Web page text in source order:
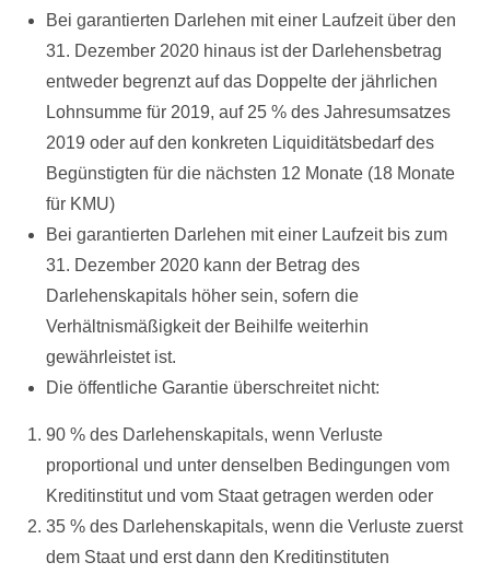
Bei garantierten Darlehen mit einer Laufzeit über den
31. Dezember 2020 hinaus ist der Darlehensbetrag
entweder begrenzt auf das Doppelte der jährlichen
Lohnsumme für 2019, auf 25 % des Jahresumsatzes
2019 oder auf den konkreten Liquiditätsbedarf des
Begünstigten für die nächsten 12 Monate (18 Monate
für KMU)
Bei garantierten Darlehen mit einer Laufzeit bis zum
31. Dezember 2020 kann der Betrag des
Darlehenskapitals höher sein, sofern die
Verhältnismäßigkeit der Beihilfe weiterhin
gewährleistet ist.
Die öffentliche Garantie überschreitet nicht:
90 % des Darlehenskapitals, wenn Verluste
proportional und unter denselben Bedingungen vom
Kreditinstitut und vom Staat getragen werden oder
35 % des Darlehenskapitals, wenn die Verluste zuerst
dem Staat und erst dann den Kreditinstituten